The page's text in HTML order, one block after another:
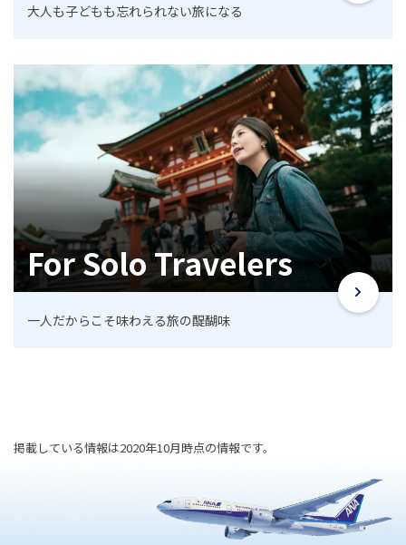
大人も子どもも忘れられない旅になる
For Solo Travelers
一人だからこそ味わえる旅の醍醐味
掲載している情報は2020年10月時点の情報です。